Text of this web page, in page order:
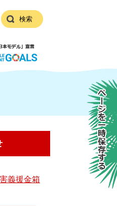
検索
義援金箱
ページを一時保存する